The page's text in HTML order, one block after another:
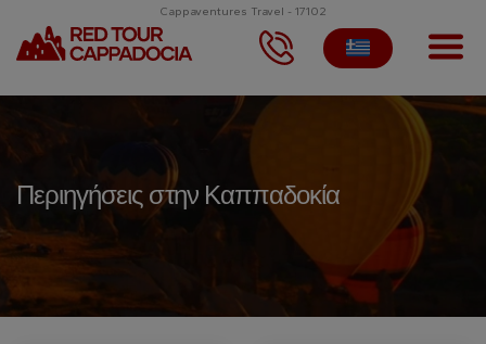
Cappaventures Travel - 17102
Περιηγήσεις στην Καππαδοκία